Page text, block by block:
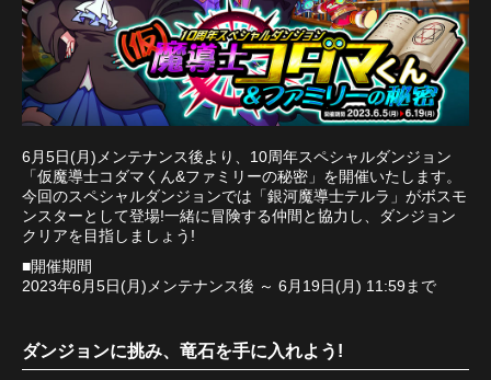
6月5日(月)メンテナンス後より、10周年スペシャルダンジョン
「仮魔導士コダマくん&ファミリーの秘密」を開催いたします。
今回のスペシャルダンジョンでは「銀河魔導士テルラ」がボスモ
ンスターとして登場!一緒に冒険する仲間と協力し、ダンジョン
クリアを目指しましょう!
■開催期間
2023年6月5日(月)メンテナンス後 ～ 6月19日(月) 11:59まで
ダンジョンに挑み、竜石を手に入れよう!